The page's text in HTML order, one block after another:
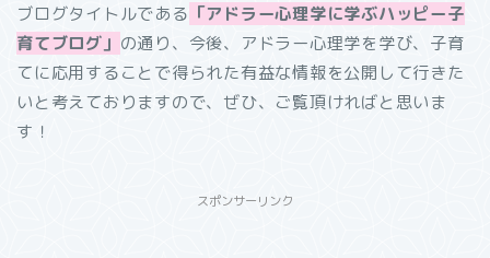
ブログタイトルである 「アドラー心理学に学ぶハッピー子
育てブログ」 の通り、今後、アドラー心理学を学び、子育
てに応用することで得られた有益な情報を公開して行きた
いと考えておりますので、ぜひ、ご覧頂ければと思いま
す！
スポンサーリンク